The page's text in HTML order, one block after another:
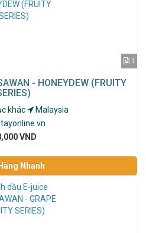
1
- HONEYDEW (FRUITY
khác
Malaysia
VND
Nhanh